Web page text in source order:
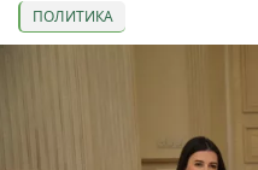
ПОЛИТИКА